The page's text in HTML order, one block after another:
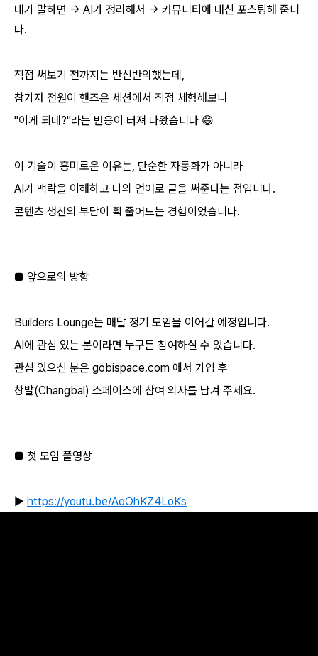
내가 말하면 → AI가 정리해서 → 커뮤니티에 대신 포스팅해 줍니
다.
직접 써보기 전까지는 반신반의했는데,
참가자 전원이 핸즈온 세션에서 직접 체험해보니
"이게 되네?"라는 반응이 터져 나왔습니다 😄
이 기술이 흥미로운 이유는, 단순한 자동화가 아니라
AI가 맥락을 이해하고 나의 언어로 글을 써준다는 점입니다.
콘텐츠 생산의 부담이 확 줄어드는 경험이었습니다.
■ 앞으로의 방향
Builders Lounge는 매달 정기 모임을 이어갈 예정입니다.
AI에 관심 있는 분이라면 누구든 참여하실 수 있습니다.
관심 있으신 분은 gobispace.com 에서 가입 후
창발(Changbal) 스페이스에 참여 의사를 남겨 주세요.
■ 첫 모임 풀영상
▶️ https://youtu.be/AoOhKZ4LoKs